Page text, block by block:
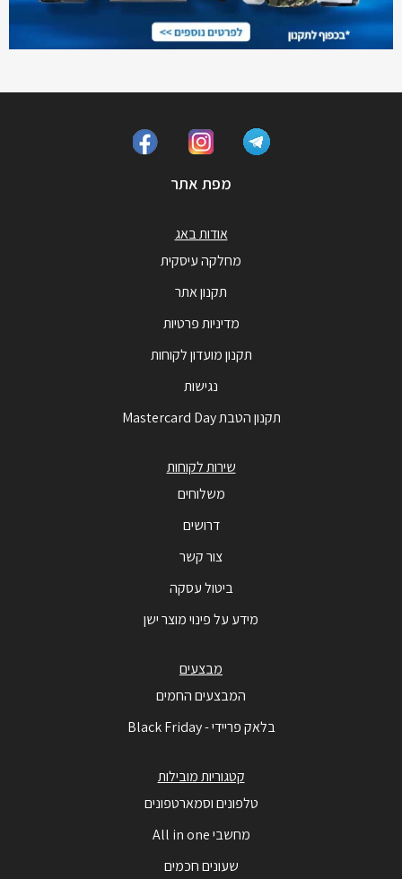
מפת אתר
אודות באג
מחלקה עיסקית
תקנון אתר
מדיניות פרטיות
תקנון מועדון לקוחות
נגישות
תקנון הטבת Mastercard Day
שירות לקוחות
משלוחים
דרושים
צור קשר
ביטול עסקה
מידע על פינוי מוצר ישן
מבצעים
המבצעים החמים
בלאק פריידי - Black Friday
קטגוריות מובילות
טלפונים וסמארטפונים
מחשבי All in one
שעונים חכמים